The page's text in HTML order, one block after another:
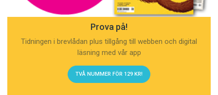
Prova på!
Tidningen i brevlådan plus tillgång till webben och digital
läsning med vår app
TVÅ NUMMER FÖR 129 KR!